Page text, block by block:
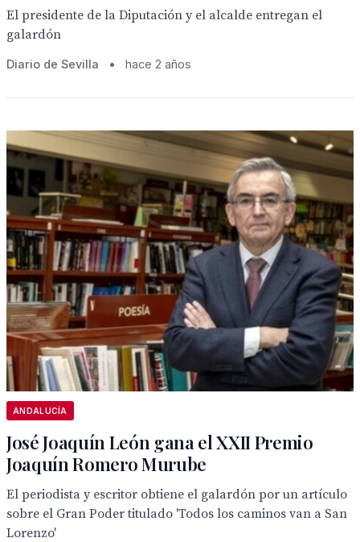
El presidente de la Diputación y el alcalde entregan el
galardón
Diario de Sevilla • hace 2 años
ANDALUCÍA
José Joaquín León gana el XXII Premio
Joaquín Romero Murube
El periodista y escritor obtiene el galardón por un artículo
sobre el Gran Poder titulado 'Todos los caminos van a San
Lorenzo'